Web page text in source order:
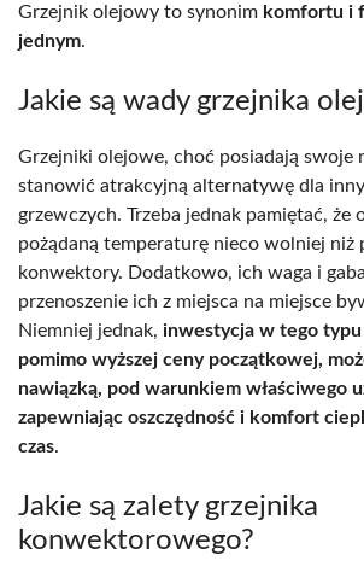
Grzejnik olejowy to synonim komfortu i
jednym.
Jakie są wady grzejnika
Grzejniki olejowe, choć posiadają swoje
stanowić atrakcyjną alternatywę dla
grzewczych. Trzeba jednak pamiętać, że
pożądaną temperaturę nieco wolniej niż
konwektory. Dodatkowo, ich waga i
przenoszenie ich z miejsca na miejsce
Niemniej jednak, inwestycja w tego typu
pomimo wyższej ceny początkowej,
nawiązką, pod warunkiem właściwego
zapewniając oszczędność i komfort
czas.
Jakie są zalety grzejnika
konwektorowego?